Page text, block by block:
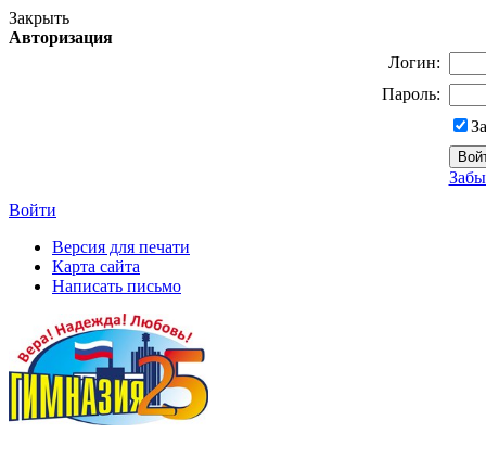
Закрыть
Авторизация
Логин:
Пароль:
Войти
Версия для печати
Карта сайта
Написать письмо